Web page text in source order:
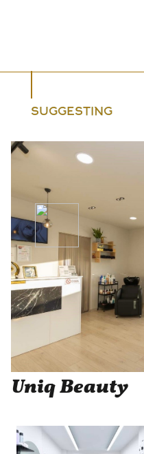
SUGGESTING
Uniq Beauty